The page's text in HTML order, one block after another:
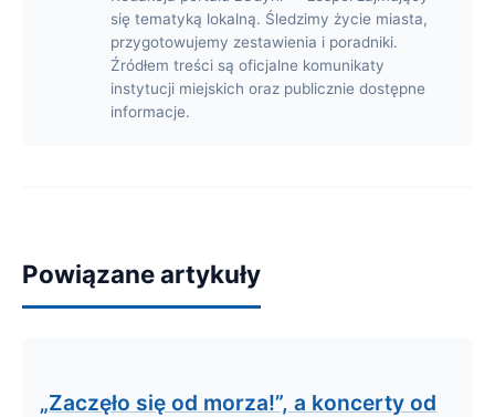
się tematyką lokalną. Śledzimy życie miasta,
przygotowujemy zestawienia i poradniki.
Źródłem treści są oficjalne komunikaty
instytucji miejskich oraz publicznie dostępne
informacje.
Powiązane artykuły
„Zaczęło się od morza!”, a koncerty od